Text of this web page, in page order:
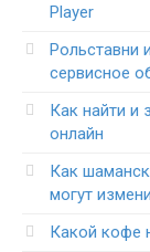
Player
Рольставни
сервисное
Как найти и
онлайн
Как
могут
Какой кофе